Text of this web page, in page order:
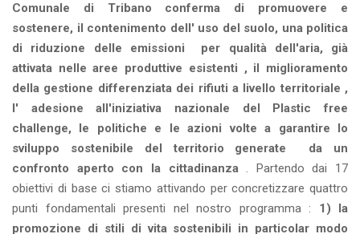
Comunale di Tribano conferma di promuovere e
sostenere, il contenimento dell' uso del suolo, una politica
di riduzione delle emissioni per qualità dell'aria, già
attivata nelle aree produttive esistenti , il miglioramento
della gestione differenziata dei rifiuti a livello territoriale ,
l' adesione all'iniziativa nazionale del Plastic free
challenge, le politiche e le azioni volte a garantire lo
sviluppo sostenibile del territorio generate da un
confronto aperto con la cittadinanza . Partendo dai 17
obiettivi di base ci stiamo attivando per concretizzare quattro
punti fondamentali presenti nel nostro programma : 1) la
promozione di stili di vita sostenibili in particolar modo